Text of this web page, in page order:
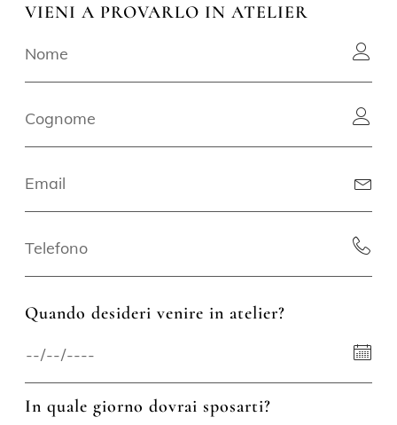
VIENI A PROVARLO IN ATELIER
Quando desideri venire in atelier?
In quale giorno dovrai sposarti?